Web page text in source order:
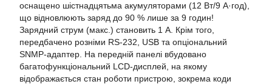
оснащено шістнадцятьма акумуляторами (12 Bт/9 А·год),
що відновлюють заряд до 90 % лише за 9 годин!
Зарядний струм (макс.) становить 1 А. Крім того,
передбачено розніми RS-232, USB та опціональний
SNMP-адаптер. На передній панелі вбудовано
багатофункціональний LCD-дисплей, на якому
відображається стан роботи пристрою, зокрема коди